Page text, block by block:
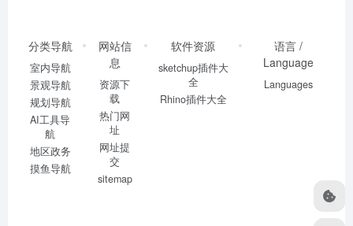
分类导航
室内导航
景观导航
规划导航
AI工具导
航
地区政务
摸鱼导航
网站信
息
资源下
载
热门网
址
网址提
交
sitemap
软件资源
sketchup插件大
全
Rhino插件大全
语言 /
Language
Languages